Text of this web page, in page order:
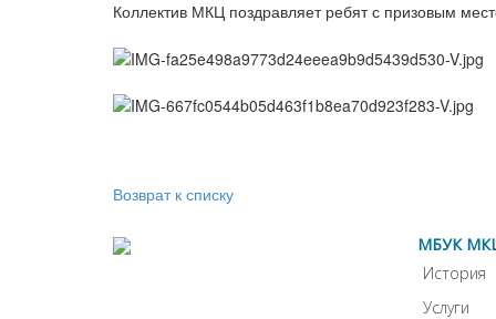
Коллектив МКЦ поздравляет ребят с призовым
Возврат к списку
МБУК
История
Услуги